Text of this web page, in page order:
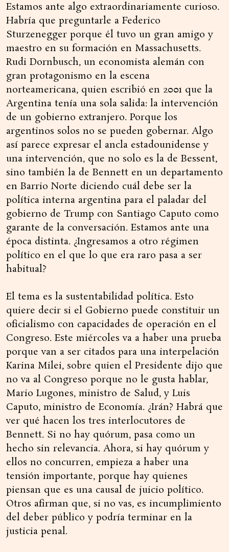
Estamos ante algo extraordinariamente curioso.
Habría que preguntarle a Federico
Sturzenegger porque él tuvo un gran amigo y
maestro en su formación en Massachusetts.
Rudi Dornbusch, un economista alemán con
gran protagonismo en la escena
norteamericana, quien escribió en 2001 que la
Argentina tenía una sola salida: la intervención
de un gobierno extranjero. Porque los
argentinos solos no se pueden gobernar. Algo
así parece expresar el ancla estadounidense y
una intervención, que no solo es la de Bessent,
sino también la de Bennett en un departamento
en Barrio Norte diciendo cuál debe ser la
política interna argentina para el paladar del
gobierno de Trump con Santiago Caputo como
garante de la conversación. Estamos ante una
época distinta. ¿Ingresamos a otro régimen
político en el que lo que era raro pasa a ser
habitual?
El tema es la sustentabilidad política. Esto
quiere decir si el Gobierno puede constituir un
oficialismo con capacidades de operación en el
Congreso. Este miércoles va a haber una prueba
porque van a ser citados para una interpelación
Karina Milei, sobre quien el Presidente dijo que
no va al Congreso porque no le gusta hablar,
Mario Lugones, ministro de Salud, y Luis
Caputo, ministro de Economía. ¿Irán? Habrá que
ver qué hacen los tres interlocutores de
Bennett. Si no hay quórum, pasa como un
hecho sin relevancia. Ahora, si hay quórum y
ellos no concurren, empieza a haber una
tensión importante, porque hay quienes
piensan que es una causal de juicio político.
Otros afirman que, si no vas, es incumplimiento
del deber público y podría terminar en la
justicia penal.